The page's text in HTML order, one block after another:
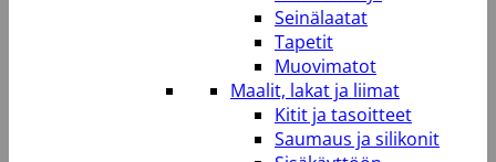
Seinälaatat
Tapetit
Muovimatot
Maalit, lakat ja liimat
Kitit ja tasoitteet
Saumaus ja silikonit